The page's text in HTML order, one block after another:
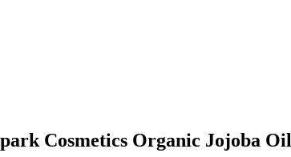
Cosmetics Organic Jojoba Oil